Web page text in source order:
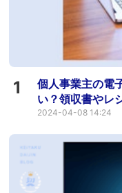
1
個人事業主の電
い？領収書やレ
2024-04-08 14:24